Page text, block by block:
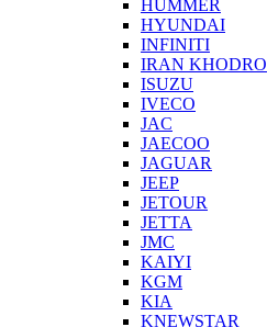
HUMMER
HYUNDAI
INFINITI
IRAN KHODRO
ISUZU
IVECO
JAC
JAECOO
JAGUAR
JEEP
JETOUR
JETTA
JMC
KAIYI
KGM
KIA
KNEWSTAR